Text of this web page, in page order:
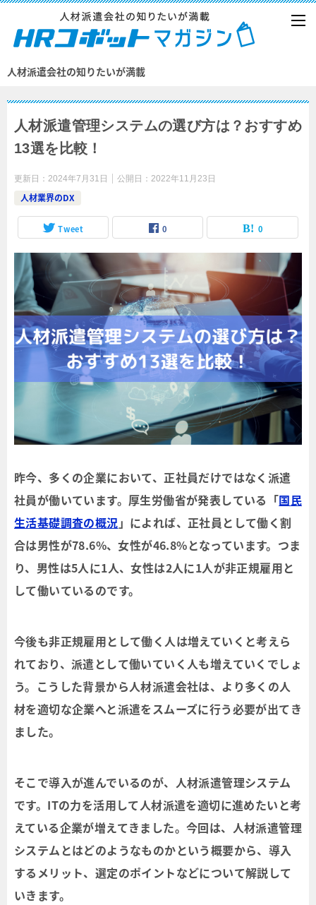
人材派遣会社の知りたいが満載
人材派遣管理システムの選び方は？おすすめ
13選を比較！
更新日： 2024年7月31日 公開日： 2022年11月23日
人材業界のDX
Tweet 0 0
昨今、多くの企業において、正社員だけではなく派遣
社員が働いています。厚生労働省が発表している「国民
生活基礎調査の概況」によれば、正社員として働く割
合は男性が78.6%、女性が46.8%となっています。つま
り、男性は5人に1人、女性は2人に1人が非正規雇用と
して働いているのです。
今後も非正規雇用として働く人は増えていくと考えら
れており、派遣として働いていく人も増えていくでしょ
う。こうした背景から人材派遣会社は、より多くの人
材を適切な企業へと派遣をスムーズに行う必要が出てき
ました。
そこで導入が進んでいるのが、人材派遣管理システム
です。ITの力を活用して人材派遣を適切に進めたいと考
えている企業が増えてきました。今回は、人材派遣管理
システムとはどのようなものかという概要から、導入
するメリット、選定のポイントなどについて解説して
いきます。